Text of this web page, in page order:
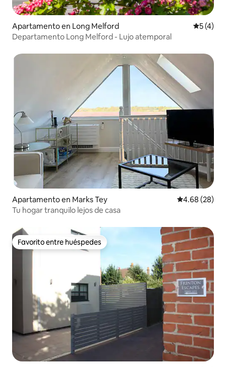
Apartamento en Long Melford
5 (4)
Departamento Long Melford - Lujo atemporal
Apartamento en Marks Tey Calificación
4.68 (28)
Tu hogar tranquilo lejos de casa
Favorito entre huéspedes
Favorito entre huéspedes